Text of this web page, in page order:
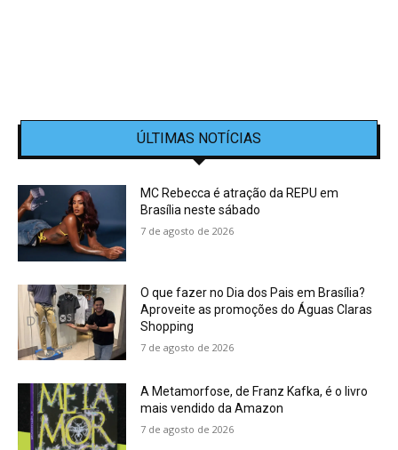
ÚLTIMAS NOTÍCIAS
MC Rebecca é atração da REPU em
Brasília neste sábado
7 de agosto de 2026
O que fazer no Dia dos Pais em Brasília?
Aproveite as promoções do Águas Claras
Shopping
7 de agosto de 2026
A Metamorfose, de Franz Kafka, é o livro
mais vendido da Amazon
7 de agosto de 2026